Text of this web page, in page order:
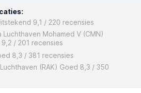
9,1 / 220 recensies
Luchthaven Mohamed V (CMN)
/ 201 recensies
8,3 / 381 recensies
(RAK) Goed 8,3 / 350